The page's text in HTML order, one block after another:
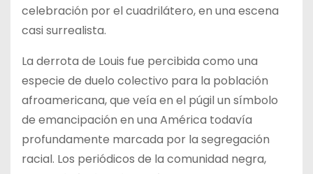
celebración por el cuadrilátero, en una escena
casi surrealista.
La derrota de Louis fue percibida como una
especie de duelo colectivo para la población
afroamericana, que veía en el púgil un símbolo
de emancipación en una América todavía
profundamente marcada por la segregación
racial. Los periódicos de la comunidad negra,